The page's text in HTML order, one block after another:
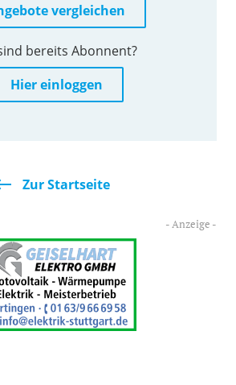
vergleichen
bereits Abonnent?
Hier einloggen
Zur Startseite